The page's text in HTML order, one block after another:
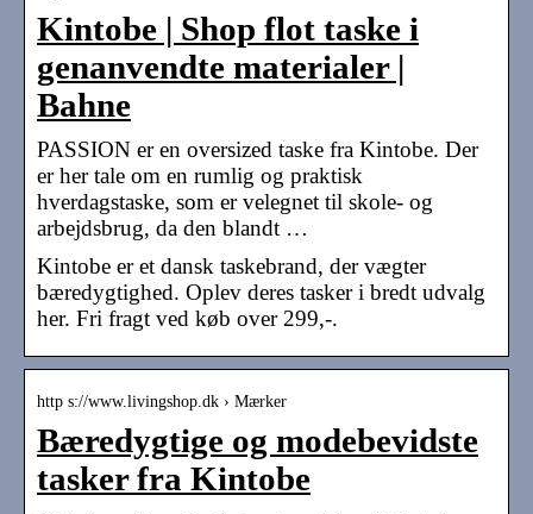
Kintobe | Shop flot taske i
genanvendte materialer |
Bahne
PASSION er en oversized taske fra Kintobe. Der
er her tale om en rumlig og praktisk
hverdagstaske, som er velegnet til skole- og
arbejdsbrug, da den blandt …
Kintobe er et dansk taskebrand, der vægter
bæredygtighed. Oplev deres tasker i bredt udvalg
her. Fri fragt ved køb over 299,-.
http s://www.livingshop.dk › Mærker
Bæredygtige og modebevidste
tasker fra Kintobe